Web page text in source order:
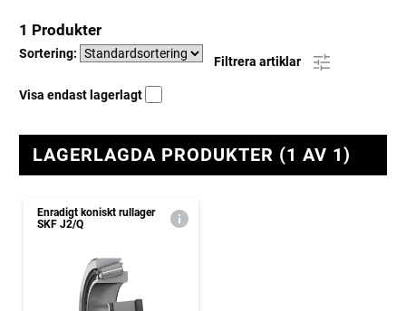
1 Produkter
Sortering:
Filtrera artiklar
Visa endast lagerlagt
LAGERLAGDA PRODUKTER (1 AV 1)
Enradigt koniskt rullager
SKF J2/Q